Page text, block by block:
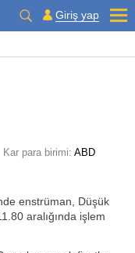
Giriş yap
Kar para birimi: ABD
enstrüman, Düşük
aralığında işlem